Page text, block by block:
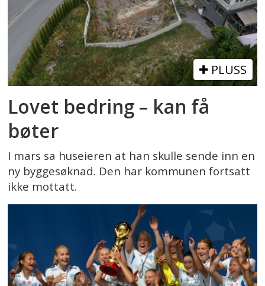
PLUSS
Lovet bedring – kan få
bøter
I mars sa huseieren at han skulle sende inn en
ny byggesøknad. Den har kommunen fortsatt
ikke mottatt.